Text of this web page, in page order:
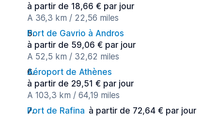
à partir de 18,66 € par jour
A 36,3 km / 22,56 miles
Port de Gavrio à Andros
à partir de 59,06 € par jour
A 52,5 km / 32,62 miles
Aéroport de Athènes
à partir de 29,51 € par jour
A 103,3 km / 64,19 miles
Port de Rafina à partir de 72,64 € par jour